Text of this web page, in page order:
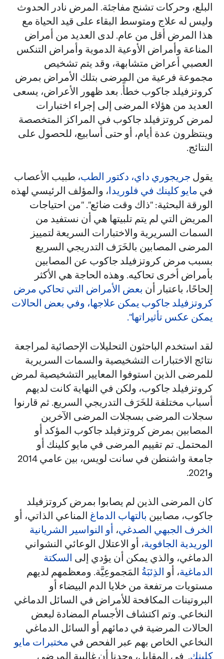
البلع، وحركات تشنج مفاجئة. المرض نادر الحدوث
وليس له علاج ومتوسط البقاء على قيد الحياة مع
هذا المرض أقل من عام. لدى العديد من أمراض
المناعة وأمراض الأوعية الدموية وأمراض التنكس
العصبي أعراض متشابهة، وقد يتم تشخيص
مجموعة فرعية من المرضى بتلك الأمراض بمرض
كروتزفيلد جاكوب خطأً. بعد ظهور الأعراض، يسعى
العديد من هؤلاء المرضى إلى إجراء اختبارات
لمرض كروتزفيلد جاكوب في المراكز المتخصصة
وينتظرون عدة أيام، أو حتى أسابيع، للحصول على
النتائج.
يقول جريجوري داي، دكتور الطب، طبيب الأعصاب
في مايو كلينك في فلوريدا، والمؤلف الرئيسي لهذه
الورقة البحثية: "ذاك وقت ضائع". "من احتياجات
المريض التي لم يتم تلبيتها هي أن نستفيد من
السمات السريرية والاختبارات السريعة لتمييز
المرضى المصابين بالخَرَف التدريجي السريع
بسبب مرض كروتزفيلد جاكوب عن المصابين
بأمراض أخرى تحاكيه. وهذه الحاجة هي الأكثر
إلحاحًا، باعتبار أن بعض الأمراض التي تحاكي مرض
كروتزفيلد جاكوب يمكن علاجها، وفي بعض الحالات
يمكن عكس تأثيراتها".
لقد استخدم الباحثون التحليلات الإحصائية لمراجعة
نتائج الاختبارات التشخيصية والسمات السريرية
للمرضى الذين استوفوا المعايير التشخيصية لمرض
كروتزفيلد جاكوب، ولكن في النهاية كانت لديهم
أسباب مختلفة للخَرَف التدريجي السريع. ثم قارنوا
سجلات المرضى بسجلات المرضى الآخرين
المصابين بمرض كروتزفيلد جاكوب المؤكد أو
المحتمل. تم تقييم المرضى في مايو كلينك أو
جامعة واشنطن في سانت لويس، بين عامي 2014
و2021.
كان المرضى الذين لم يصابوا بمرض كروتزفيلد
جاكوب، مصابين بالتهاب الدماغ المناعي الذاتي، أو
الخرف الجبهي الصدغي، أو النواسير الشريانية
الوريدية الجافوية، أو الاعتلال الوعائي النشواني
الدماغي، والذي يمكن أن يؤدي إلى السكتة
الدماغية، أو الذِئبَةُ المَجموعِيَّة. ومعظمهم لديهم
مستويات مرتفعة من خلايا الدم البيضاء أو
البروتينات المكافحة للأمراض في السائل الدماغي
النخاعي. وتم اكتشاف الأجسام المضادة لبعض
الحالات المرضية في دمائهم أو السائل الدماغي
النخاعي الخاص بهم عبر الفحص في مختبرات مايو
كلينك. في المقابل، وجدنا أن غالبية المرضى